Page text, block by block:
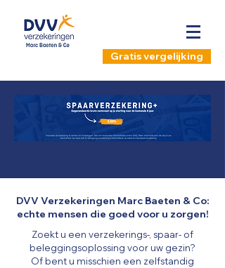
Gratis vergelijking
DVV Verzekeringen Marc Baeten & Co:
echte mensen die goed voor u zorgen!
Zoekt u een verzekerings-, spaar- of
beleggingsoplossing voor uw gezin?
Of bent u misschien een zelfstandig